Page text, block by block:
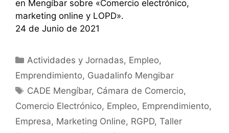
en Mengíbar sobre «Comercio electrónico,
marketing online y LOPD».
24 de Junio de 2021
Categorías
Actividades y Jornadas, Empleo,
Emprendimiento, Guadalinfo Mengibar
Etiquetas
CADE Mengíbar, Cámara de Comercio,
Comercio Electrónico, Empleo, Emprendimiento,
Empresa, Marketing Online, RGPD, Taller